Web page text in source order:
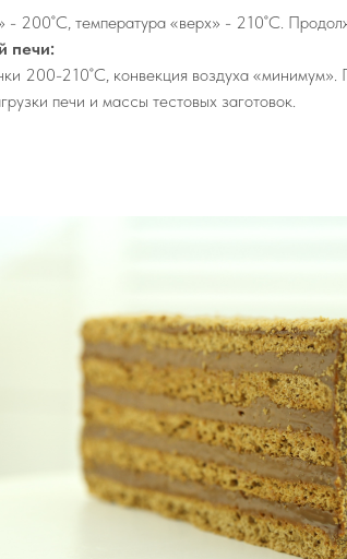
- 200˚С, температура «верх» - 210˚С.
печи:
200-210˚С, конвекция воздуха
печи и массы тестовых заготовок.